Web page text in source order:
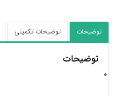
توضیحات توضیحات تکمیلی
توضیحات